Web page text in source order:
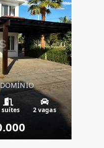
suítes 2 vagas